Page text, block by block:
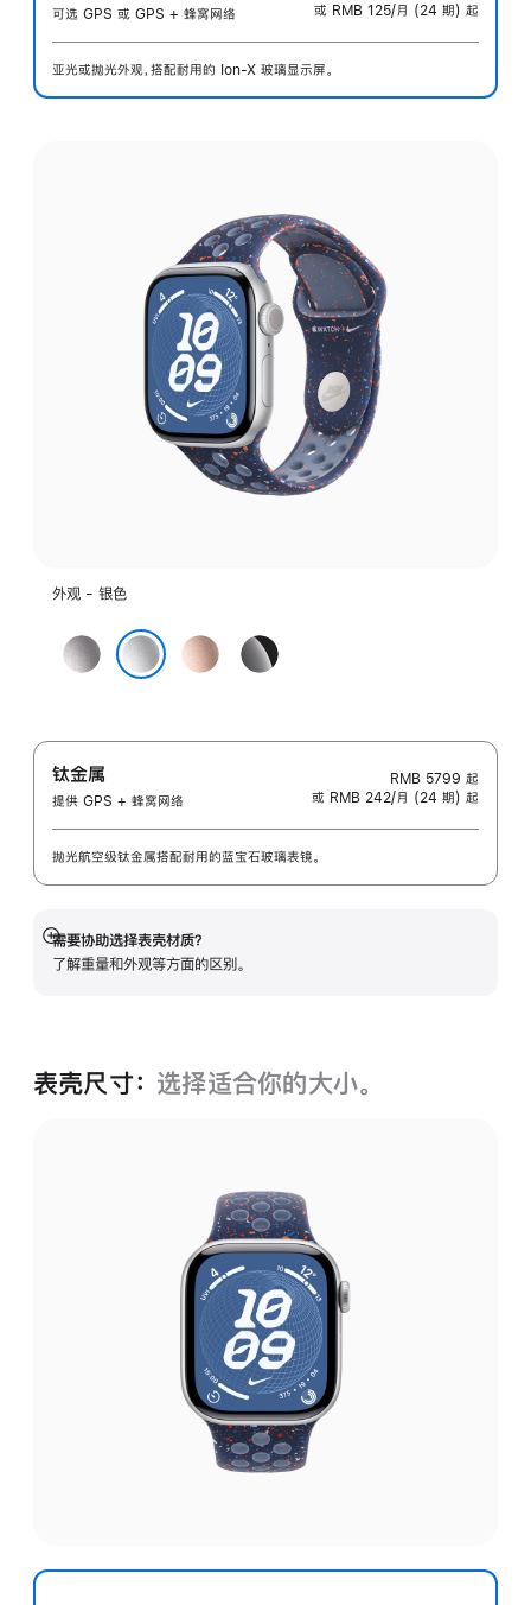
可选 GPS 或 GPS + 蜂窝网络
或 RMB 125/月 (24 期) 起
亚光或抛光外观，搭配耐用的 Ion-X 玻璃显示屏。
外观 - 银色
深
空
色
玫
瑰
色
亮
黑
钛金属
提供 GPS + 蜂窝网络
RMB 5799 起
或 RMB 242/月 (24 期) 起
抛光航空级钛金属搭配耐用的蓝宝石玻璃表镜。
需要协助选择表壳材质？
了解重量和外观等方面的区别。
展
开
表壳尺寸： 选择适合你的大小。